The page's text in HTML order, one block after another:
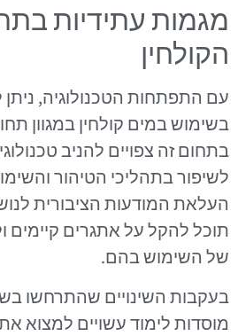
מגמות עתידיות
הקולחין
עם התפתחות הטכנולוגיה, ניתן
בשימוש במים קולחין במגוון
בתחום זה צפויים להניב
לשיפור בתהליכי הטיהור
העלאת המודעות הציבורית
תוכל להקל על אתגרים קיימים
של השימוש בהם.
בעקבות השינויים שהתרחשו
מוסדות לימוד עשויים למצוא